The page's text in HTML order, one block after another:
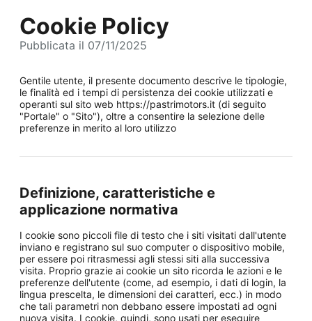
Cookie Policy
Pubblicata il 07/11/2025
Gentile utente, il presente documento descrive le tipologie,
le finalità ed i tempi di persistenza dei cookie utilizzati e
operanti sul sito web https://pastrimotors.it (di seguito
"Portale" o "Sito"), oltre a consentire la selezione delle
preferenze in merito al loro utilizzo
Definizione, caratteristiche e
applicazione normativa
I cookie sono piccoli file di testo che i siti visitati dall'utente
inviano e registrano sul suo computer o dispositivo mobile,
per essere poi ritrasmessi agli stessi siti alla successiva
visita. Proprio grazie ai cookie un sito ricorda le azioni e le
preferenze dell'utente (come, ad esempio, i dati di login, la
lingua prescelta, le dimensioni dei caratteri, ecc.) in modo
che tali parametri non debbano essere impostati ad ogni
nuova visita. I cookie, quindi, sono usati per eseguire